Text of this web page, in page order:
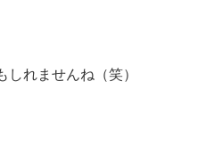
れませんね（笑）